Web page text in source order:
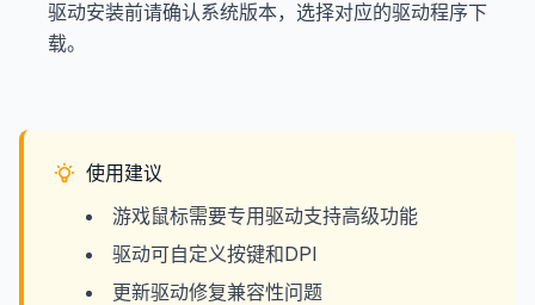
驱动安装前请确认系统版本，选择对应的驱动程序下
载。
使用建议
游戏鼠标需要专用驱动支持高级功能
驱动可自定义按键和DPI
更新驱动修复兼容性问题